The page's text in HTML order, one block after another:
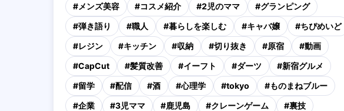
#メンズ美容 #コスメ紹介 #2児のママ #グランピング
#弾き語り #職人 #暮らしを楽しむ #キャバ嬢 #ちぴめいど
#レジン #キッチン #収納 #切り抜き #原宿 #動画
#CapCut #髪質改善 #イーフト #ダーツ #新宿グルメ
#留学 #配信 #酒 #心理学 #tokyo #ものまねブルー
#企業 #3児ママ #鹿児島 #クレーンゲーム #裏技